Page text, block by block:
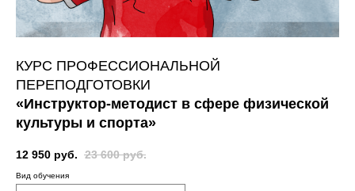
КУРС ПРОФЕССИОНАЛЬНОЙ
ПЕРЕПОДГОТОВКИ
«Инструктор-методист в сфере физической
культуры и спорта»
12 950 руб. 23 600 руб.
Вид обучения